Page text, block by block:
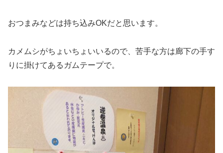
おつまみなどは持ち込みOKだと思います。
カメムシがちょいちょいいるので、苦手な方は廊下の手す
りに掛けてあるガムテープで。